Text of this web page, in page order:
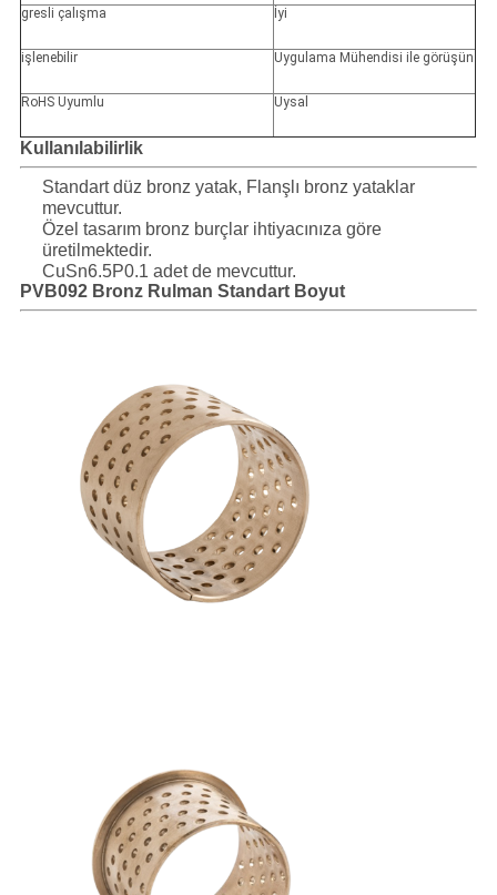
gresli çalışma İyi
işlenebilir Uygulama Mühendisi ile görüşün
RoHS Uyumlu Uysal
Kullanılabilirlik
Standart düz bronz yatak, Flanşlı bronz yataklar
mevcuttur.
Özel tasarım bronz burçlar ihtiyacınıza göre
üretilmektedir.
CuSn6.5P0.1 adet de mevcuttur.
PVB092 Bronz Rulman Standart Boyut